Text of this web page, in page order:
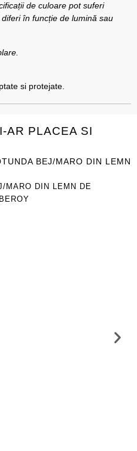
de culoare pot suferi
în funcție de lumină sau
si protejate.
AR PLACEA SI
MARO DIN LEMN DE